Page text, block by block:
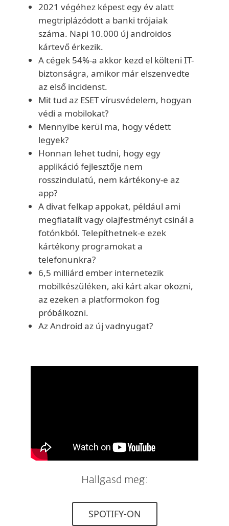
2021 végéhez képest egy év alatt
megtriplázódott a banki trójaiak
száma. Napi 10.000 új androidos
kártevő érkezik.
A cégek 54%-a akkor kezd el költeni IT-
biztonságra, amikor már elszenvedte
az első incidenst.
Mit tud az ESET vírusvédelem, hogyan
védi a mobilokat?
Mennyibe kerül ma, hogy védett
legyek?
Honnan lehet tudni, hogy egy
applikáció fejlesztője nem
rosszindulatú, nem kártékony-e az
app?
A divat felkap appokat, például ami
megfiatalít vagy olajfestményt csinál a
fotónkból. Telepíthetnek-e ezek
kártékony programokat a
telefonunkra?
6,5 milliárd ember internetezik
mobilkészüléken, aki kárt akar okozni,
az ezeken a platformokon fog
próbálkozni.
Az Android az új vadnyugat?
Hallgasd meg:
SPOTIFY-ON